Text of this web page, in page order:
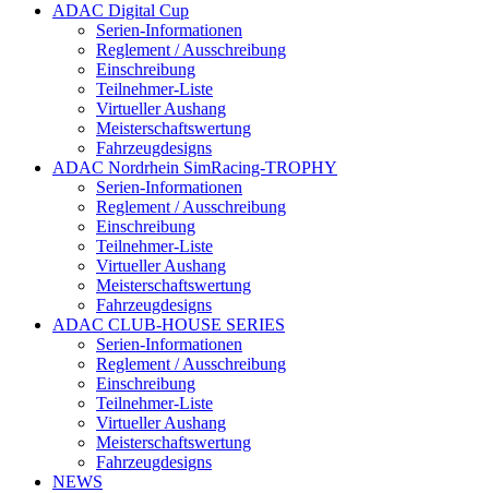
ADAC Digital Cup
Serien-Informationen
Reglement / Ausschreibung
Einschreibung
Teilnehmer-Liste
Virtueller Aushang
Meisterschaftswertung
Fahrzeugdesigns
ADAC Nordrhein SimRacing-TROPHY
Serien-Informationen
Reglement / Ausschreibung
Einschreibung
Teilnehmer-Liste
Virtueller Aushang
Meisterschaftswertung
Fahrzeugdesigns
ADAC CLUB-HOUSE SERIES
Serien-Informationen
Reglement / Ausschreibung
Einschreibung
Teilnehmer-Liste
Virtueller Aushang
Meisterschaftswertung
Fahrzeugdesigns
NEWS